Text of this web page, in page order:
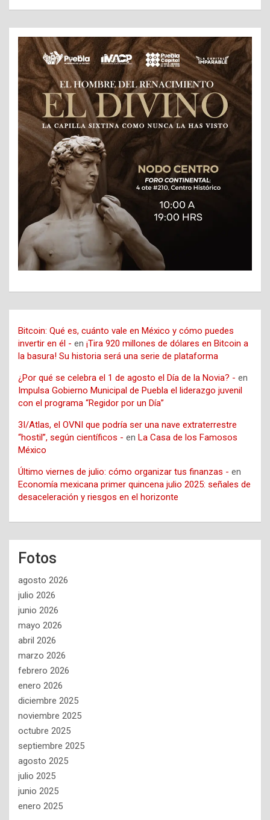
Bitcoin: Qué es, cuánto vale en México y cómo puedes
invertir en él - en ¡Tira 920 millones de dólares en Bitcoin a
la basura! Su historia será una serie de plataforma
¿Por qué se celebra el 1 de agosto el Día de la Novia? - en
Impulsa Gobierno Municipal de Puebla el liderazgo juvenil
con el programa “Regidor por un Día”
3I/Atlas, el OVNI que podría ser una nave extraterrestre
“hostil”, según científicos - en La Casa de los Famosos
México
Último viernes de julio: cómo organizar tus finanzas - en
Economía mexicana primer quincena julio 2025: señales de
desaceleración y riesgos en el horizonte
Fotos
agosto 2026
julio 2026
junio 2026
mayo 2026
abril 2026
marzo 2026
febrero 2026
enero 2026
diciembre 2025
noviembre 2025
octubre 2025
septiembre 2025
agosto 2025
julio 2025
junio 2025
enero 2025